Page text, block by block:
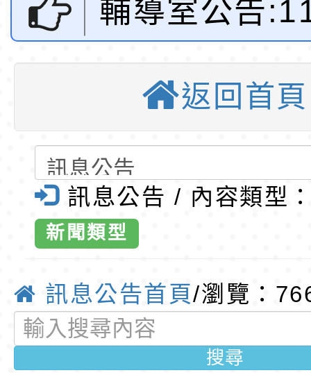
心」，請退休同仁踴
動時代中的好老師：
教師韌性
轉環境部「淨零綠領
程」
轉農業部桃園區農業
「115年食農教育專
訓練課程」，歡迎已
育專業人員資格者報
錄取公告-桃園市桃
民小學115學年度「
理人員」甄選
東門國小115學年度
梯特教代課教師甄選
公告(尚有缺額)
錄取公告-桃園市桃
民小學115學年度「
班教師助理員」甄選
東門國小115學年度
梯特教代理教師甄選
公告(尚有缺額)
特殊教育學生及幼兒
明手冊(修訂版)與學
說明影片
轉知臺中市政府政風
光城市手牽手，綠能
走」動畫影片
本府115年70歲以上
員健康講座「吃得安
心」，請退休同仁踴
清華光罩教學專業論
動時代中的好老師：
轉環境部「淨零綠領
輔導室公告
創造能力資
(經國國中辦
市東門國小
網-優質
返回首頁
訊息公告 / 內容類型
新聞類型
訊息公告首頁/瀏覽：
搜尋